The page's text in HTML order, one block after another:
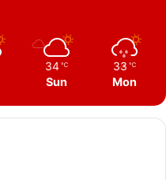
34 ℃
Sun
33 ℃
Mon